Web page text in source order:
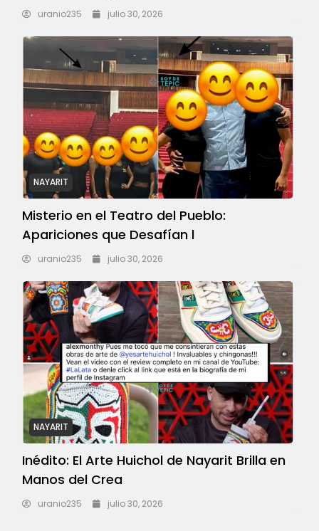
uranio235 julio 30, 2026
NAYARIT
Misterio en el Teatro del Pueblo:
Apariciones que Desafían l
uranio235 julio 30, 2026
NAYARIT
Inédito: El Arte Huichol de Nayarit Brilla en
Manos del Crea
uranio235 julio 30, 2026